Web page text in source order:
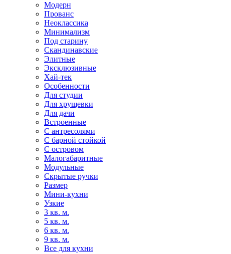
Модерн
Прованс
Неоклассика
Минимализм
Под старину
Скандинавские
Элитные
Эксклюзивные
Хай-тек
Особенности
Для студии
Для хрущевки
Для дачи
Встроенные
С антресолями
С барной стойкой
С островом
Малогабаритные
Модульные
Скрытые ручки
Размер
Мини-кухни
Узкие
3 кв. м.
5 кв. м.
6 кв. м.
9 кв. м.
Все для кухни